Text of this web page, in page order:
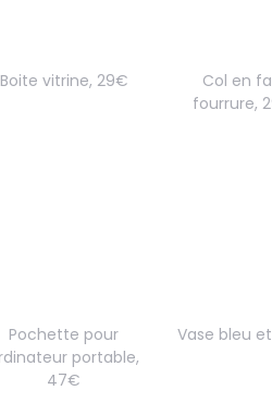
Boite vitrine, 29€
Col en
fourrure,
Pochette pour
portable,
47€
Vase bleu